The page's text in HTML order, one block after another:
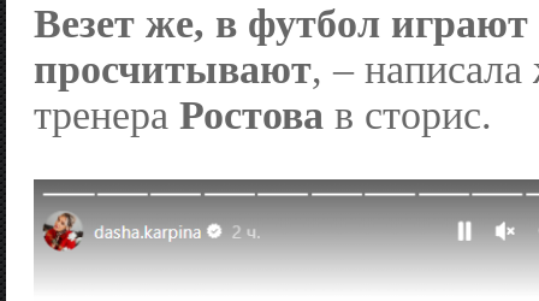
Везет же, в футбол
просчитывают, – написала
тренера Ростова в сторис.